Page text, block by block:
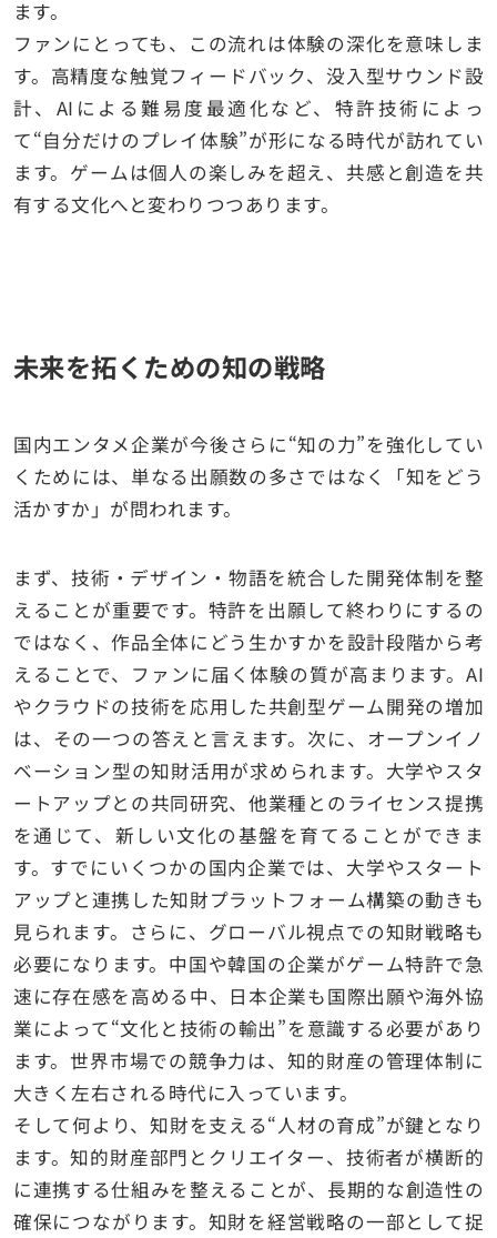
ます。
ファンにとっても、この流れは体験の深化を意味しま
す。高精度な触覚フィードバック、没入型サウンド設
計、AIによる難易度最適化など、特許技術によっ
て“自分だけのプレイ体験”が形になる時代が訪れてい
ます。ゲームは個人の楽しみを超え、共感と創造を共
有する文化へと変わりつつあります。
未来を拓くための知の戦略
国内エンタメ企業が今後さらに“知の力”を強化してい
くためには、単なる出願数の多さではなく「知をどう
活かすか」が問われます。
まず、技術・デザイン・物語を統合した開発体制を整
えることが重要です。特許を出願して終わりにするの
ではなく、作品全体にどう生かすかを設計段階から考
えることで、ファンに届く体験の質が高まります。AI
やクラウドの技術を応用した共創型ゲーム開発の増加
は、その一つの答えと言えます。次に、オープンイノ
ベーション型の知財活用が求められます。大学やスタ
ートアップとの共同研究、他業種とのライセンス提携
を通じて、新しい文化の基盤を育てることができま
す。すでにいくつかの国内企業では、大学やスタート
アップと連携した知財プラットフォーム構築の動きも
見られます。さらに、グローバル視点での知財戦略も
必要になります。中国や韓国の企業がゲーム特許で急
速に存在感を高める中、日本企業も国際出願や海外協
業によって“文化と技術の輸出”を意識する必要があり
ます。世界市場での競争力は、知的財産の管理体制に
大きく左右される時代に入っています。
そして何より、知財を支える“人材の育成”が鍵となり
ます。知的財産部門とクリエイター、技術者が横断的
に連携する仕組みを整えることが、長期的な創造性の
確保につながります。知財を経営戦略の一部として捉